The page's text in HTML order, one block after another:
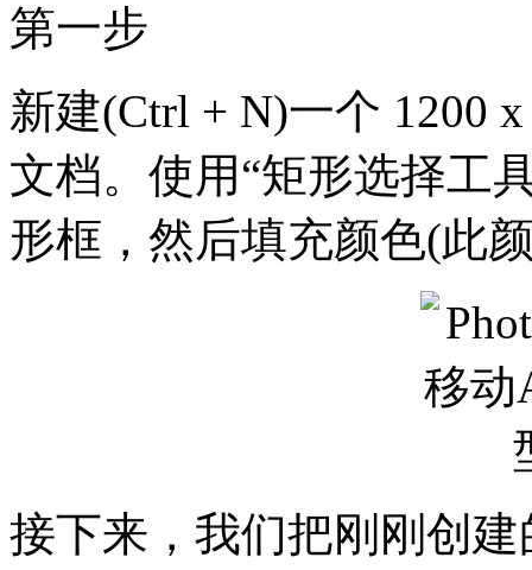
第一步
新建(Ctrl + N)一个 1200
文档。使用“矩形选择工
形框，然后填充颜色(此
接下来，我们把刚刚创建